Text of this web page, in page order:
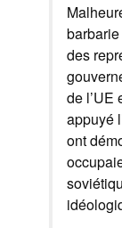
des
de l’UE
appuyé
ont